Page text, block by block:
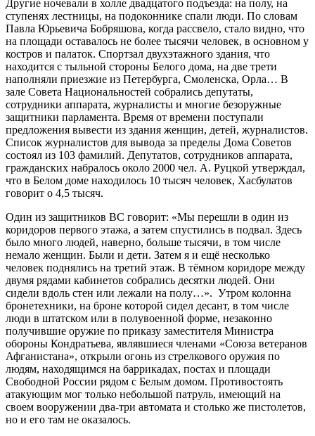
Другие ночевали в холле двадцатого подъезда: на полу, на
ступенях лестницы, на подоконнике спали люди. По словам
Павла Юрьевича Бобряшова, когда рассвело, стало видно, что
на площади оставалось не более тысячи человек, в основном у
костров и палаток. Спортзал двухэтажного здания, что
находится с тыльной стороны Белого дома, на две трети
наполняли приезжие из Петербурга, Смоленска, Орла… В
зале Совета Национальностей собрались депутаты,
сотрудники аппарата, журналисты и многие безоружные
защитники парламента. Время от времени поступали
предложения вывести из здания женщин, детей, журналистов.
Список журналистов для вывода за пределы Дома Советов
состоял из 103 фамилий. Депутатов, сотрудников аппарата,
гражданских набралось около 2000 чел. А. Руцкой утверждал,
что в Белом доме находилось 10 тысяч человек, Хасбулатов
говорит о 4,5 тысяч.
Один из защитников ВС говорит: «Мы перешли в один из
коридоров первого этажа, а затем спустились в подвал. Здесь
было много людей, наверно, больше тысячи, в том числе
немало женщин. Были и дети. Затем я и ещё несколько
человек поднялись на третий этаж. В тёмном коридоре между
двумя рядами кабинетов собрались десятки людей. Они
сидели вдоль стен или лежали на полу…». Утром колонна
бронетехники, на броне которой сидел десант, в том числе
люди в штатском или в полувоенной форме, незаконно
получившие оружие по приказу заместителя Министра
обороны Кондратьева, являвшиеся членами «Союза ветеранов
Афганистана», открыли огонь из стрелкового оружия по
людям, находящимся на баррикадах, постах и площади
Свободной России рядом с Белым домом. Противостоять
атакующим мог только небольшой патруль, имеющий на
своем вооружении два-три автомата и столько же пистолетов,
но и его там не оказалось.